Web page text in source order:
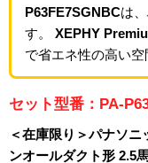
P63FE7SGNBCは、
す。 XEPHY
で省エネ性の高い空
セット型番：PA-
＜在庫限り＞パナソ
ンオールダクト形 2.5